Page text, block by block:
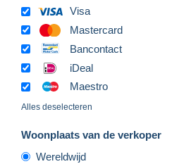
Visa
Mastercard
Bancontact
iDeal
Maestro
Alles deselecteren
Woonplaats van de verkoper
Wereldwijd